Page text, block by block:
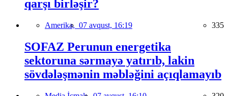
qarşı birləşir?
Amerika, 07 avqust, 16:19 335
SOFAZ Perunun energetika
sektoruna sərmayə yatırıb, lakin
sövdələşmənin məbləğini açıqlamayıb